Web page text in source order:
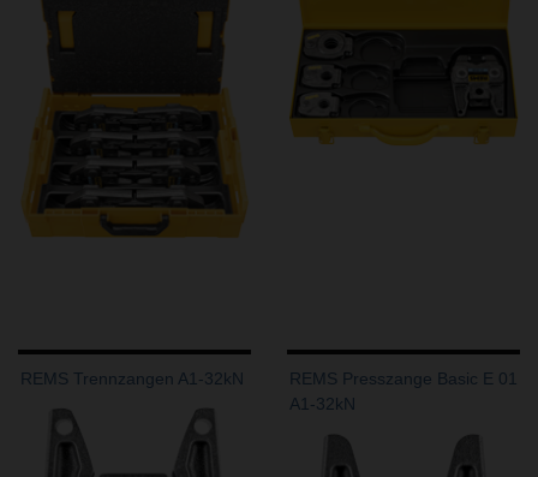
REMS Trennzangen A1-32kN
REMS Presszange Basic E 01
A1-32kN